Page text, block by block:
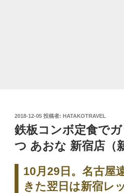
投
稿
日:
2018-12-05 投稿者: HATAKOTRAVEL
鉄板コンボ定食で
つ あおな 新宿店（
10月29日。名古屋
きた翌日は新宿レ